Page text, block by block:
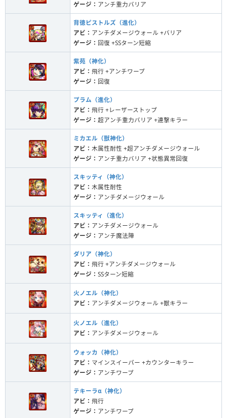
ゲージ： アンチ重力バリア
背徳ピストルズ（進化）
アビ： アンチダメージウォール +バリア
ゲージ： 回復 +SSターン短縮
紫苑（神化）
アビ： 飛行 +アンチワープ
ゲージ： 回復
プラム（進化）
アビ： 飛行 +レーザーストップ
ゲージ： 超アンチ重力バリア +連撃キラー
ミカエル（獣神化）
アビ： 木属性耐性 +超アンチダメージウォール
ゲージ： アンチ重力バリア +状態異常回復
スキッティ（神化）
アビ： 木属性耐性
ゲージ： アンチダメージウォール
スキッティ（進化）
アビ： アンチダメージウォール
ゲージ： アンチ魔法陣
ダリア（神化）
アビ： 飛行 +アンチダメージウォール
ゲージ： SSターン短縮
火ノエル（神化）
アビ： アンチダメージウォール +獣キラー
火ノエル（進化）
アビ： アンチダメージウォール
ウォッカ（神化）
アビ： マインスイーパー +カウンターキラー
ゲージ： アンチワープ
テキーラα（神化）
アビ： 飛行
ゲージ： アンチワープ